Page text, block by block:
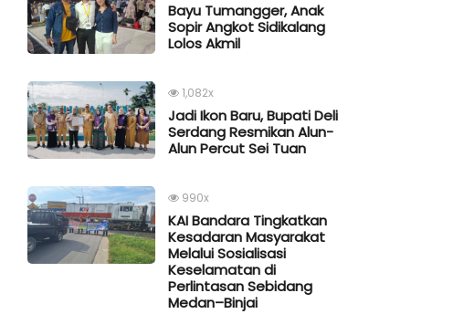
Bayu Tumangger, Anak
Sopir Angkot Sidikalang
Lolos Akmil
1,082x
Jadi Ikon Baru, Bupati Deli
Serdang Resmikan Alun-
Alun Percut Sei Tuan
990x
KAI Bandara Tingkatkan
Kesadaran Masyarakat
Melalui Sosialisasi
Keselamatan di
Perlintasan Sebidang
Medan–Binjai